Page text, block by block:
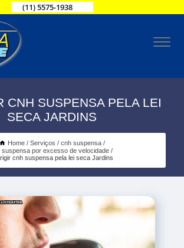
(11) 5575-1938
CNH SUSPENSA PELA LEI
SECA JARDINS
Home Serviços
cnh suspensa
suspensa por excesso de velocidade
cnh suspensa pela lei seca Jardins